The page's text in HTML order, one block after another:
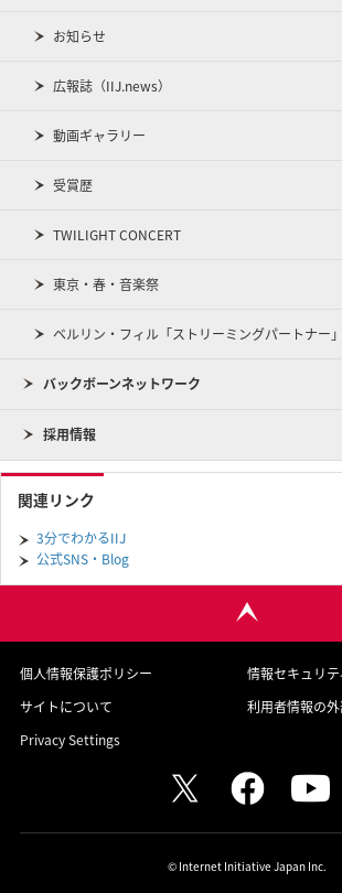
お知らせ
広報誌（IIJ.news）
動画ギャラリー
受賞歴
TWILIGHT CONCERT
東京・春・音楽祭
ベルリン・フィル「ストリーミングパートナー」
バックボーンネットワーク
採用情報
関連リンク
3分でわかるIIJ
公式SNS・Blog
個人情報保護ポリシー
情報セキュリ
サイトについて
利用者情報の
Privacy Settings
© Internet Initiative Japan Inc.